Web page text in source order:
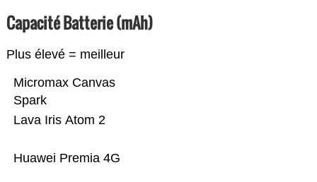
Capacité Batterie (mAh)
Plus élevé = meilleur
Huawei Premia 4G
Lava Iris Atom 2
Micromax Canvas
Spark